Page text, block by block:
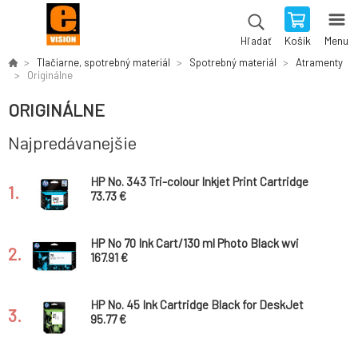
Hľadať Košík Menu
Tlačiarne, spotrebný materiál Spotrebný materiál
Atramenty
Originálne
ORIGINÁLNE
Najpredávanejšie
1.
HP No. 343 Tri-colour Inkjet Print Cartridge
(7ml)
73.73 €
2.
HP No 70 Ink Cart/130 ml Photo Black wvi
167.91 €
3.
HP No. 45 Ink Cartridge Black for DeskJet
(42ml)
95.77 €